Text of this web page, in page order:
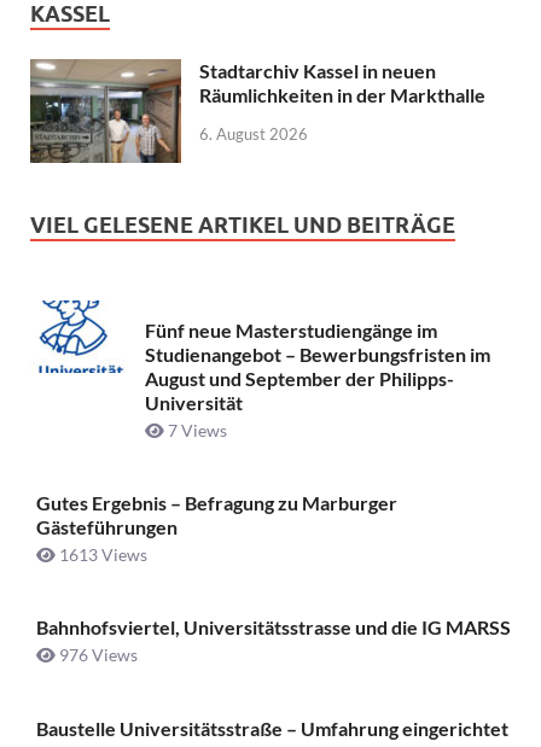
KASSEL
Stadtarchiv Kassel in neuen
Räumlichkeiten in der Markthalle
6. August 2026
VIEL GELESENE ARTIKEL UND BEITRÄGE
Fünf neue Masterstudiengänge im
Studienangebot – Bewerbungsfristen im
August und September der Philipps-
Universität
7 Views
Gutes Ergebnis – Befragung zu Marburger
Gästeführungen
1613 Views
Bahnhofsviertel, Universitätsstrasse und die IG MARSS
976 Views
Baustelle Universitätsstraße ­– Umfahrung eingerichtet